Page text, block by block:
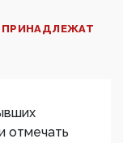
ПРИНАДЛЕЖАТ
отмечать